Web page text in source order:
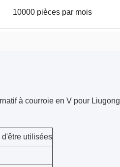
10000 pièces par mois
à courroie en V pour Liugong
d'être utilisées